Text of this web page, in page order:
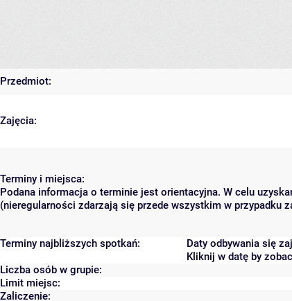
Przedmiot:
Zajęcia:
Terminy i miejsca:
Podana informacja o terminie jest orientacyjna. W celu
(nieregularności zdarzają się przede wszystkim w przypadku
Terminy najbliższych spotkań:
Daty odbywania się
Kliknij w datę by
Liczba osób w grupie:
Limit miejsc:
Zaliczenie: